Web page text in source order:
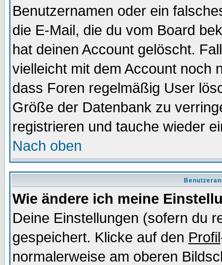
Benutzernamen oder ein
die E-Mail, die du vom Board
hat deinen Account gelöscht.
vielleicht mit dem Account noch
dass Foren regelmäßig User
Größe der Datenbank zu
registrieren und tauche wieder
Nach oben
Wie ändere ich meine
Deine Einstellungen (sofern du
gespeichert. Klicke auf den Profil
normalerweise am oberen